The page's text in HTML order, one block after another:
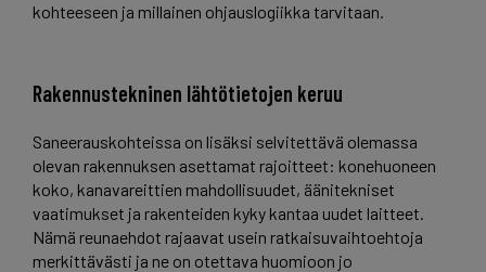
kohteeseen ja millainen ohjauslogiikka tarvitaan.
Rakennustekninen lähtötietojen keruu
Saneerauskohteissa on lisäksi selvitettävä olemassa
olevan rakennuksen asettamat rajoitteet: konehuoneen
koko, kanavareittien mahdollisuudet, äänitekniset
vaatimukset ja rakenteiden kyky kantaa uudet laitteet.
Nämä reunaehdot rajaavat usein ratkaisuvaihtoehtoja
merkittävästi ja ne on otettava huomioon jo